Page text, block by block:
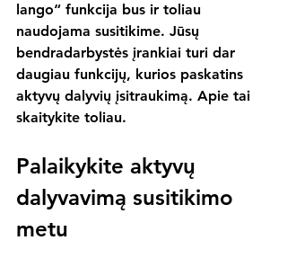
lango“ funkcija bus ir toliau
naudojama susitikime. Jūsų
bendradarbystės įrankiai turi dar
daugiau funkcijų, kurios paskatins
aktyvų dalyvių įsitraukimą. Apie tai
skaitykite toliau.
Palaikykite aktyvų
dalyvavimą susitikimo
metu